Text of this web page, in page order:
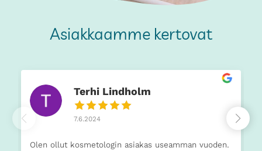
Asiakkaamme kertovat
Terhi Lindholm
7.6.2024
Olen ollut kosmetologin asiakas useamman vuoden.